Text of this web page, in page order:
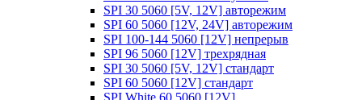
SPI 30 5060 [5V, 12V] авторежим
SPI 60 5060 [12V, 24V] авторежим
SPI 100-144 5060 [12V] непрерыв
SPI 96 5060 [12V] трехрядная
SPI 30 5060 [5V, 12V] стандарт
SPI 60 5060 [12V] стандарт
SPI White 60 5060 [12V]